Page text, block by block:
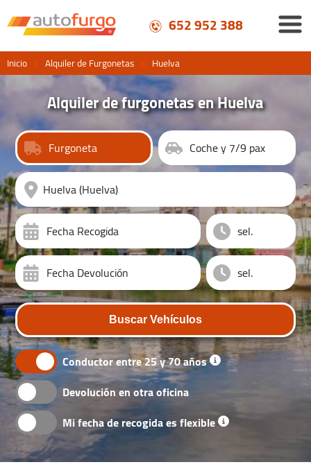
652 952 388
Inicio > Alquiler de Furgonetas > Huelva
Alquiler de furgonetas en Huelva
Furgoneta Coche y 7/9 pax
Fecha Recogida
Fecha Devolución
Buscar Vehículos
Conductor entre 25 y 70 años
Devolución en otra oficina
Mi fecha de recogida es flexible